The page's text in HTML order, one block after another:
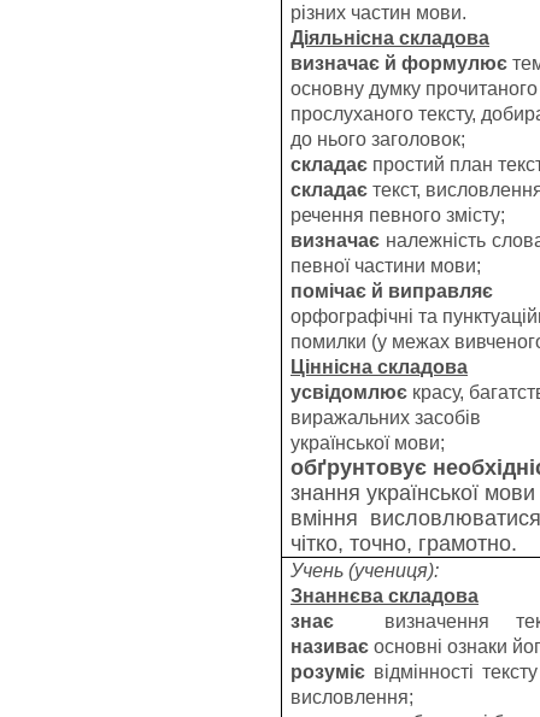
різних частин мови.
Діяльнісна складова
визначає й формулює
основну думку прочитаного
прослуханого тексту,
до нього заголовок;
складає простий план
складає текст,
речення певного змісту;
визначає належність
певної частини мови;
помічає й виправляє
орфографічні та
помилки (у межах
Ціннісна складова
усвідомлює красу,
виражальних засобів
української мови;
обґрунтовує
знання української мови
вміння висловлюватися
чітко, точно, грамотно.
Учень (учениця):
Знаннєва складова
знає визначення
називає основні ознаки
розуміє відмінності
висловлення;